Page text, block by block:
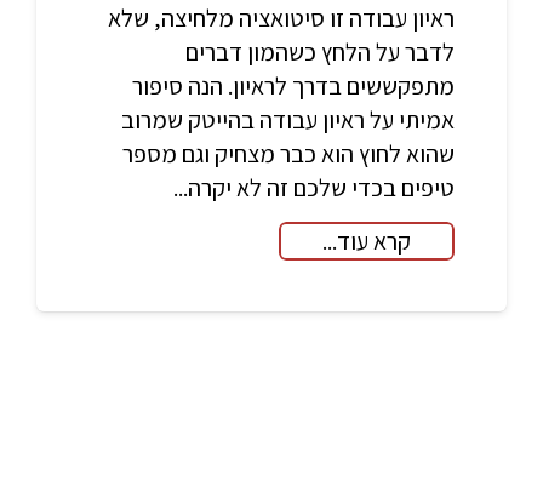
ראיון עבודה זו סיטואציה מלחיצה, שלא
לדבר על הלחץ כשהמון דברים
מתפקששים בדרך לראיון. הנה סיפור
אמיתי על ראיון עבודה בהייטק שמרוב
שהוא לחוץ הוא כבר מצחיק וגם מספר
טיפים בכדי שלכם זה לא יקרה...
קרא עוד...